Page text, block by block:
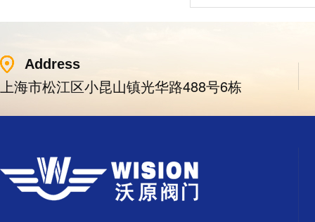
Address
上海市松江区小昆山镇光华路488号6栋